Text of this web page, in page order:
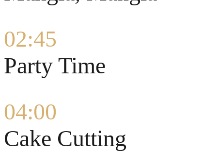
02:45
Party Time
04:00
Cake Cutting